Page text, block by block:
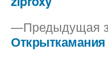
Навигация
по
записям
Предыдущая
Открыткамания